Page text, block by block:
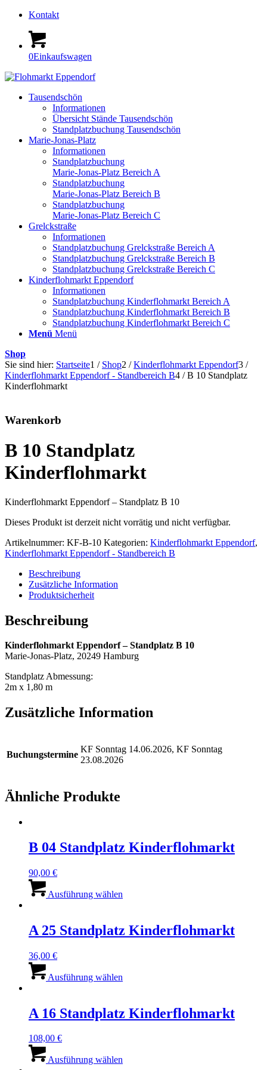
Kontakt
0Einkaufswagen
Tausendschön
Informationen
Übersicht Stände Tausendschön
Standplatzbuchung Tausendschön
Marie-Jonas-Platz
Informationen
Standplatzbuchung
Marie-Jonas-Platz Bereich A
Standplatzbuchung
Marie-Jonas-Platz Bereich B
Standplatzbuchung
Marie-Jonas-Platz Bereich C
Grelckstraße
Informationen
Standplatzbuchung Grelckstraße Bereich A
Standplatzbuchung Grelckstraße Bereich B
Standplatzbuchung Grelckstraße Bereich C
Kinderflohmarkt Eppendorf
Informationen
Standplatzbuchung Kinderflohmarkt Bereich A
Standplatzbuchung Kinderflohmarkt Bereich B
Standplatzbuchung Kinderflohmarkt Bereich C
Menü Menü
Shop
Sie sind hier: Startseite1 / Shop2 / Kinderflohmarkt Eppendorf3 /
Kinderflohmarkt Eppendorf - Standbereich B4 / B 10 Standplatz
Kinderflohmarkt
Warenkorb
B 10 Standplatz
Kinderflohmarkt
Kinderflohmarkt Eppendorf – Standplatz B 10
Dieses Produkt ist derzeit nicht vorrätig und nicht verfügbar.
Artikelnummer: KF-B-10 Kategorien: Kinderflohmarkt Eppendorf,
Kinderflohmarkt Eppendorf - Standbereich B
Beschreibung
Zusätzliche Information
Produktsicherheit
Beschreibung
Kinderflohmarkt Eppendorf – Standplatz B 10
Marie-Jonas-Platz, 20249 Hamburg
Standplatz Abmessung:
2m x 1,80 m
Zusätzliche Information
Buchungstermine
KF Sonntag 14.06.2026, KF Sonntag
23.08.2026
Ähnliche Produkte
B 04 Standplatz Kinderflohmarkt
90,00 €
Ausführung wählen
Varianten
auf.
auf
gewählt
werden
A 25 Standplatz Kinderflohmarkt
36,00 €
Ausführung wählen
Varianten
auf.
auf
A 16 Standplatz Kinderflohmarkt
108,00 €
Ausführung wählen